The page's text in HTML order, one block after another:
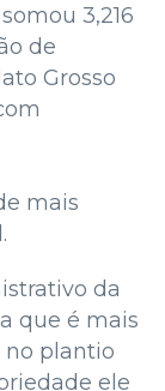
3,216
de
Grosso
mais
da
que é mais
no plantio
ele